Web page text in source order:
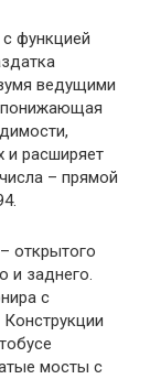
функцией
ведущими
понижающая
и расширяет
– прямой
открытого
и заднего.
с
мосты с